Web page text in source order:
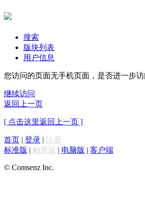
搜索
版块列表
用户信息
您访问的页面无手机页面，是否进一步访
继续访问
返回上一页
[ 点击这里返回上一页 ]
首页 | 登录 | 注册
标准版 | 触屏版 | 电脑版 | 客户端
© Comsenz Inc.